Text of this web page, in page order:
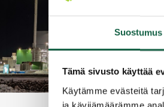
Suostumus
Tämä sivusto käyttää
Käytämme evästeitä